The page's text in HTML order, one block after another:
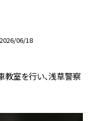
2026/06/18
室を行い、浅草警察